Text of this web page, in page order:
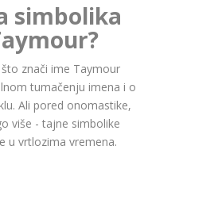
simbolika
znači ime Taymour
tumačenju imena i o
Ali pored onomastike,
više - tajne simbolike
u vrtlozima vremena.